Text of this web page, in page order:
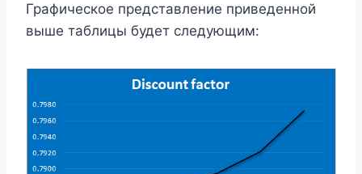
Графическое представление приведенной
выше таблицы будет следующим: